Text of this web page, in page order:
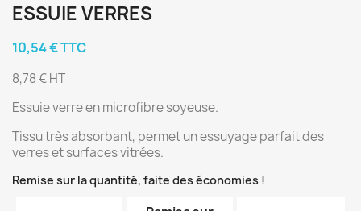
ESSUIE VERRES
10,54 € TTC
8,78 € HT
Essuie verre en microfibre soyeuse.
Tissu très absorbant, permet un essuyage parfait des
verres et surfaces vitrées.
Remise sur la quantité, faite des économies !